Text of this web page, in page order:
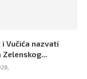
i Vučića nazvati